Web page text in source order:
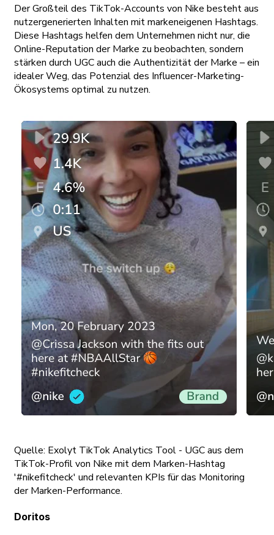
Der Großteil des TikTok-Accounts von Nike besteht aus
nutzergenerierten Inhalten mit markeneigenen Hashtags.
Diese Hashtags helfen dem Unternehmen nicht nur, die
Online-Reputation der Marke zu beobachten, sondern
stärken durch UGC auch die Authentizität der Marke – ein
idealer Weg, das Potenzial des Influencer-Marketing-
Ökosystems optimal zu nutzen.
Quelle: Exolyt TikTok Analytics Tool - UGC aus dem
TikTok-Profil von Nike mit dem Marken-Hashtag
'#nikefitcheck' und relevanten KPIs für das Monitoring
der Marken-Performance.
Doritos